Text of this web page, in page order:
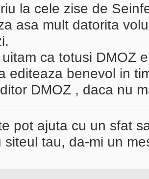
la cele zise de
asa mult datorita
ca totusi DMOZ
editeaza benevol in
DMOZ , daca nu
pot ajuta cu un sfat
siteul tau, da-mi un